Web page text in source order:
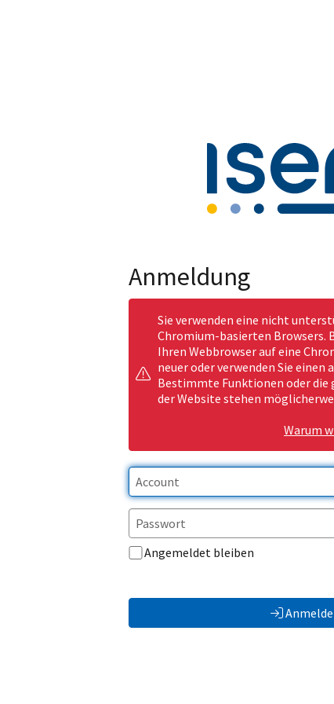
Anmeldung
Sie verwenden eine nicht
Chromium-basierten Browsers.
Ihren Webbrowser auf eine
neuer oder verwenden Sie einen
Bestimmte Funktionen oder
der Website stehen
Warum
Angemeldet bleiben